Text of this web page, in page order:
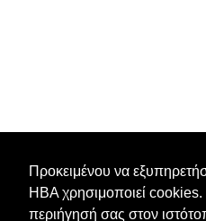
Προκειμένου να
ΗΒΑ χρησιμοποιεί cookies.
περιήγησή σας στον